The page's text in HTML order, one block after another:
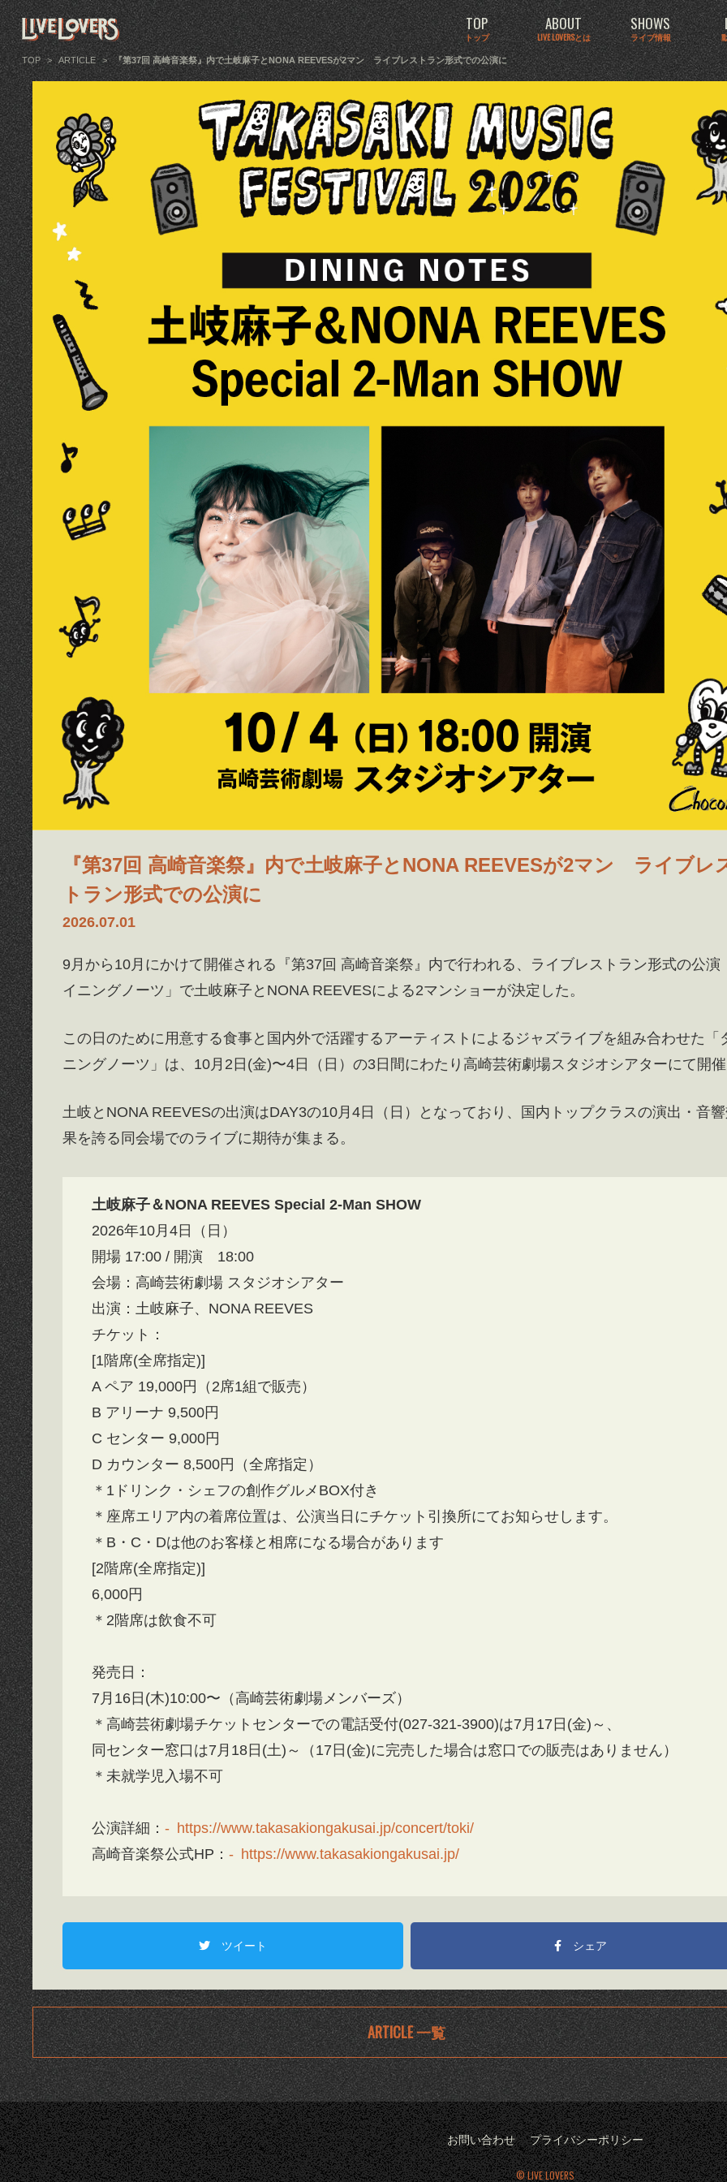
TOP
トップ
ABOUT
LIVE LOVERSとは
SHOWS
ライブ情報
TOP > ARTICLE > 『第37回 高崎音楽祭』内で土岐麻子とNONA REEVESが2マン ライブレストラン形式での公演に
『第37回 高崎音楽祭』内で土岐麻子とNONA REEVESが2マン ライブレ
トラン形式での公演に
2026.07.01
9月から10月にかけて開催される『第37回 高崎音楽祭』内で行われる、ライブレストラン形式の公演
イニングノーツ」で土岐麻子とNONA REEVESによる2マンショーが決定した。
この日のために用意する食事と国内外で活躍するアーティストによるジャズライブを組み合わせた「
ニングノーツ」は、10月2日(金)〜4日（日）の3日間にわたり高崎芸術劇場スタジオシアターにて開
土岐とNONA REEVESの出演はDAY3の10月4日（日）となっており、国内トップクラスの演出・音
果を誇る同会場でのライブに期待が集まる。
土岐麻子＆NONA REEVES Special 2-Man SHOW
2026年10月4日（日）
開場 17:00 / 開演 18:00
会場：高崎芸術劇場 スタジオシアター
出演：土岐麻子、NONA REEVES
チケット：
[1階席(全席指定)]
A ペア 19,000円（2席1組で販売）
B アリーナ 9,500円
C センター 9,000円
D カウンター 8,500円（全席指定）
＊1ドリンク・シェフの創作グルメBOX付き
＊座席エリア内の着席位置は、公演当日にチケット引換所にてお知らせします。
＊B・C・Dは他のお客様と相席になる場合があります
[2階席(全席指定)]
6,000円
＊2階席は飲食不可
発売日：
7月16日(木)10:00〜（高崎芸術劇場メンバーズ）
＊高崎芸術劇場チケットセンターでの電話受付(027-321-3900)は7月17日(金)～、
同センター窓口は7月18日(土)～（17日(金)に完売した場合は窓口での販売はありません）
＊未就学児入場不可
公演詳細：
https://www.takasakiongakusai.jp/concert/toki/
高崎音楽祭公式HP：
https://www.takasakiongakusai.jp/
ツイート シェア
ARTICLE 一覧
お問い合わせ プライバシーポリシー
© LIVE LOVERS